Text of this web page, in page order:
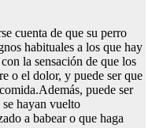
cuenta de que su perro
habituales a los que hay
la sensación de que los
o el dolor, y puede ser que
puede ser
hayan vuelto
a babear o que haga